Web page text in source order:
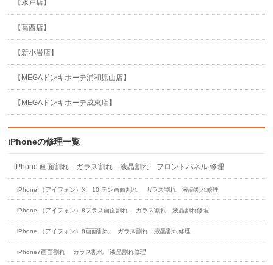
【水戸店】
【葛西店】
【新小岩店】
【MEGAドンキホーテ浦和原山店】
【MEGAドンキホーテ成東店】
iPhoneの修理一覧
iPhone 画面割れ ガラス割れ 液晶割れ フロントパネル 修理
iPhone （アイフォン）X 10 テン画面割れ ガラス割れ 液晶割れ修理
iPhone （アイフォン）8プラス画面割れ ガラス割れ 液晶割れ修理
iPhone （アイフォン）8画面割れ ガラス割れ 液晶割れ修理
iPhone7画面割れ ガラス割れ 液晶割れ修理